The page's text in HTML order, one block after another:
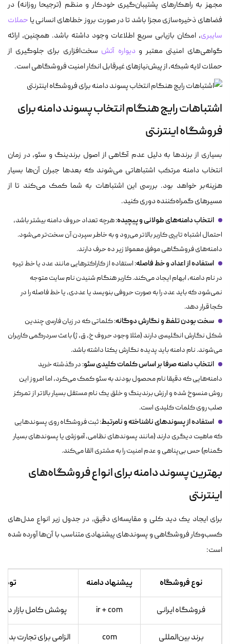
مجهز به راهکارهای پشتیبان‌گیری خودکار و منظم (ترجیحا روزانه) در
فضاهای ذخیره‌سازی مجزا باشد تا در صورت بروز خطاهای انسانی یا حملات
سایبری، امکان بازیابی سریع اطلاعات وجود داشته باشد. همچنین، ارائه
گواهی‌های امنیتی معتبر ودیواره آتش سخت‌افزاری برای جلوگیری از
حملات لایه شبکه، از پیش‌نیازهای غیرقابل انکار امنیت فروشگاهی است.
اشتباهات رایج هنگام انتخاب پسوند دامنه برای
فروشگاه اینترنتی
بسیاری از برندها به دلیل عدم آگاهی از اصول برندینگ و سئو، در زمان
انتخاب دامنه مرتکب اشتباهاتی می‌شوند که بعدها جبران آن‌ها بسیار
هزینه‌بر خواهد بود. بررسی این اشتباهات به شما کمک می‌کند تا از
مسیرهای گمراه‌کننده دوری کنید.
انتخاب دامنه‌های طولانی و پیچیده: هرچه تعداد حروف دامنه بیشتر باشد،
احتمال اشتباه تایپی کاربر بالاتر می‌رود و به خاطر سپردن آن سخت‌تر می‌شود.
دامنه‌های فروشگاهی موفق معمولا زیر ده حرف دارند.
استفاده از اعداد و خط فاصله: استفاده از کاراکترهایی مانند عدد یا خط تیره
در نام دامنه، ابهام ایجاد می‌کند. کاربر هنگام شنیدن نام سایت متوجه
نمی‌شود که باید عدد را به صورت حروفی بنویسد یا عددی، یا خط فاصله را در
کجا قرار دهد.
سخت بودن تلفظ و نگارش دوگانه: کلماتی که در زبان فارسی چندین
شکل نگارش انگلیسی دارند (مثلا وجود حروف خ، ق، ژ) باعث سردرگمی کاربران
می‌شوند. نام دامنه باید پدیده نگارش یکتا داشته باشد.
انتخاب دامنه صرفا بر اساس کلمات کلیدی سئو: در گذشته خرید
دامنه‌هایی که دقیقا نام محصول بودند به سئو کمک می‌کرد، اما امروز این
روش منسوخ شده و ارزش برندینگ و خلق یک نام مستقل بسیار بالاتر از تمرکز
صلب روی کلمات کلیدی است.
استفاده از پسوندهای ناشناخته و نامرتبط: ثبت فروشگاه روی پسوندهایی
که ماهیت دیگری دارند (مانند پسوندهای نظامی، آموزشی یا پسوندهای بسیار
گمنام) حس بی‌پناهی و عدم امنیت را به مشتری القا می‌کند.
بهترین پسوند دامنه برای انواع فروشگاه‌های
اینترنتی
برای ایجاد یک دید کلی و مقایسه‌ای دقیق، در جدول زیر انواع مدل‌های
کسب‌وکار فروشگاهی و پسوندهای پیشنهادی متناسب با آن‌ها آورده شده
است:
نوع فروشگاه پیشنهاد دامنه
فروشگاه ایرانی ir + com پوشش کامل بازار
برند بین‌المللی com الزامی برای تجارت